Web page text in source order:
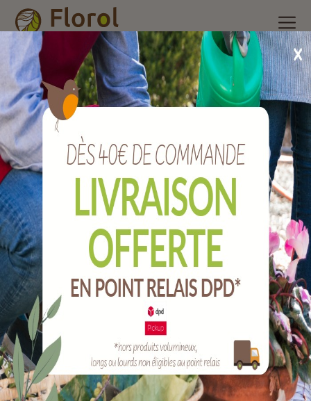
Accueil Nos produits /Accessoires de récolte/10 sacs filet
nylon pour pomme de terre et fruits 60x100 cm.
10 sacs filet nylon pour pomme de terre et
fruits 60x100 cm.
Ref : JFFPDT50
EAN :
Marque :
SOERGEN Distribution
Quantité :